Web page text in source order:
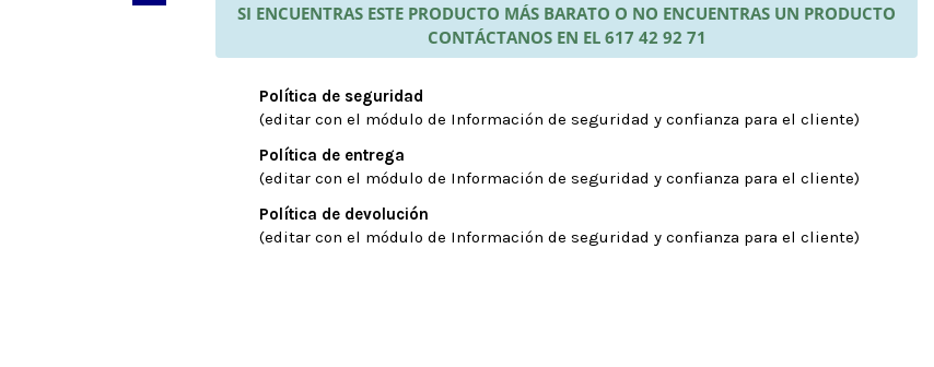
SI ENCUENTRAS ESTE PRODUCTO MÁS BARATO O NO ENCUENTRAS UN PRODUCTO
CONTÁCTANOS EN EL 617 42 92 71
Política de seguridad
(editar con el módulo de Información de seguridad y confianza para el cliente)
Política de entrega
(editar con el módulo de Información de seguridad y confianza para el cliente)
Política de devolución
(editar con el módulo de Información de seguridad y confianza para el cliente)